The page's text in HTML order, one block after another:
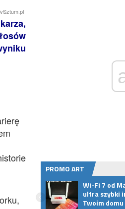
PROMO ART
z
z
Wi-Fi 7 od
ultra szybki
Twoim domu